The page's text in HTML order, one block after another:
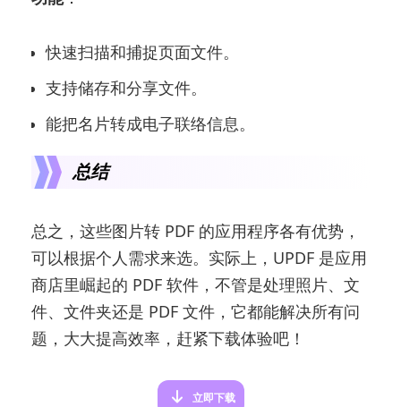
快速扫描和捕捉页面文件。
支持储存和分享文件。
能把名片转成电子联络信息。
总结
总之，这些图片转 PDF 的应用程序各有优势，
可以根据个人需求来选。实际上，UPDF 是应用
商店里崛起的 PDF 软件，不管是处理照片、文
件、文件夹还是 PDF 文件，它都能解决所有问
题，大大提高效率，赶紧下载体验吧！
立即下载